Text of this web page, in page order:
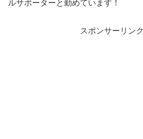
ルサポーターと勤めています！
スポンサーリンク